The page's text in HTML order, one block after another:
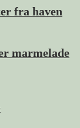
fra haven
marmelade